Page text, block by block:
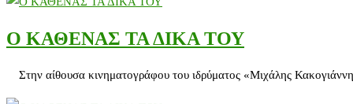
Ο ΚΑΘΕΝΑΣ ΤΑ ΔΙΚΑ ΤΟΥ
Στην αίθουσα κινηματογράφου του ιδρύματος «Μιχάλης